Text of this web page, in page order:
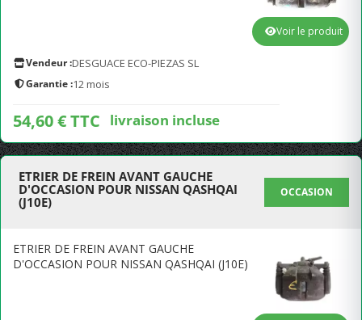
Vendeur :DESGUACE ECO-PIEZAS SL
Garantie :12 mois
54,60 € TTC livraison incluse
Voir le produit
ETRIER DE FREIN AVANT GAUCHE
D'OCCASION POUR NISSAN QASHQAI
(J10E)
OCCASION
ETRIER DE FREIN AVANT GAUCHE
D'OCCASION POUR NISSAN QASHQAI (J10E)